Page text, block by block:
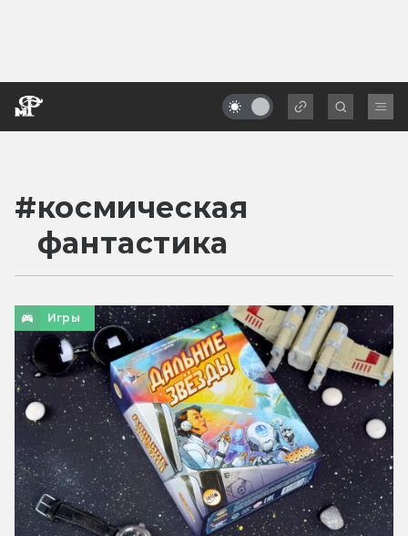
#космическая
фантастика
Игры